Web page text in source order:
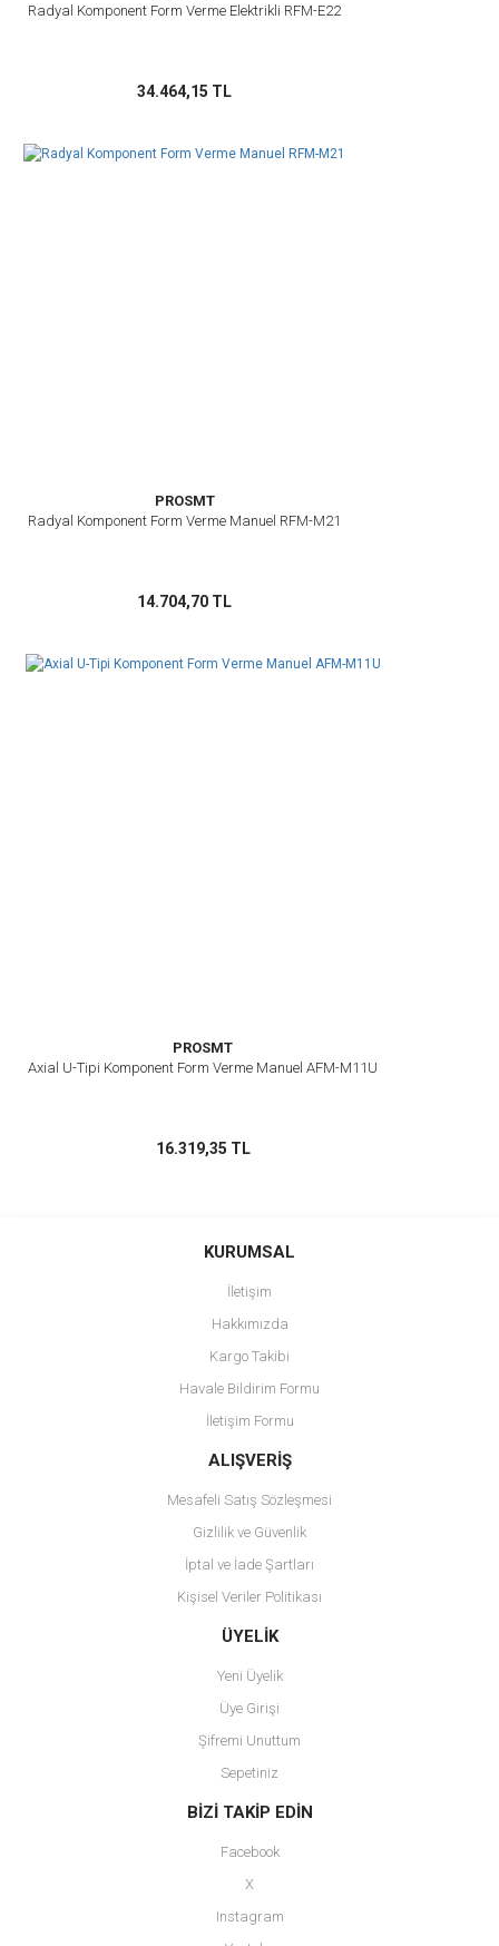
Radyal Komponent Form Verme Elektrikli RFM-E22
34.464,15 TL
PROSMT
Radyal Komponent Form Verme Manuel RFM-M21
14.704,70 TL
PROSMT
Axial U-Tipi Komponent Form Verme Manuel AFM-M11U
16.319,35 TL
KURUMSAL
İletişim
Hakkımızda
Kargo Takibi
Havale Bildirim Formu
İletişim Formu
ALIŞVERİŞ
Mesafeli Satış Sözleşmesi
Gizlilik ve Güvenlik
İptal ve İade Şartları
Kişisel Veriler Politikası
ÜYELİK
Yeni Üyelik
Üye Girişi
Şifremi Unuttum
Sepetiniz
BİZİ TAKİP EDİN
Facebook
X
Instagram